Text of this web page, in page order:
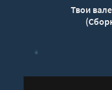
Твои